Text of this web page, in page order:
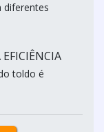
diferentes
toldo é